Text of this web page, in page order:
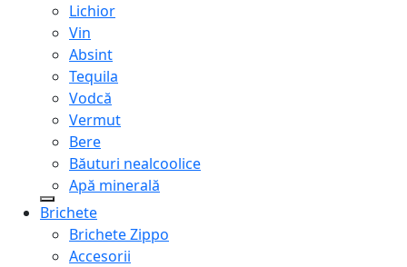
Lichior
Vin
Absint
Tequila
Vodcă
Vermut
Bere
Băuturi nealcoolice
Apă minerală
Brichete
Brichete Zippo
Accesorii